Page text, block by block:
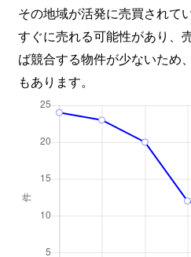
その地域が活発に売買されて
すぐに売れる可能性があり、
ば競合する物件が少ないため
もあります。